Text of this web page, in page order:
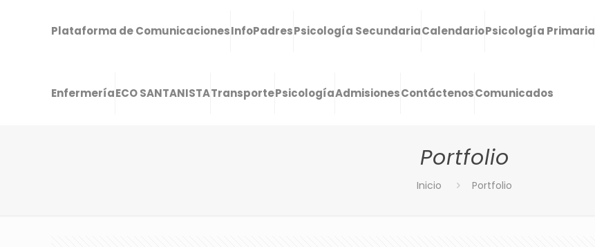
Plataforma de ComunicacionesInfoPadresPsicología SecundariaCalendarioPsicología Primaria
EnfermeríaECO SANTANISTATransportePsicologíaAdmisionesContáctenosComunicados
Portfolio
Inicio Portfolio